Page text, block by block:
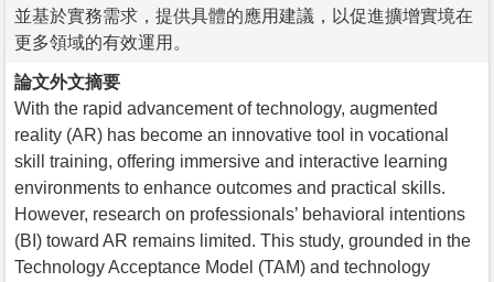
並基於實務需求，提供具體的應用建議，以促進擴增實境在
更多領域的有效運用。
論文外文摘要
With the rapid advancement of technology, augmented
reality (AR) has become an innovative tool in vocational
skill training, offering immersive and interactive learning
environments to enhance outcomes and practical skills.
However, research on professionals’ behavioral intentions
(BI) toward AR remains limited. This study, grounded in the
Technology Acceptance Model (TAM) and technology